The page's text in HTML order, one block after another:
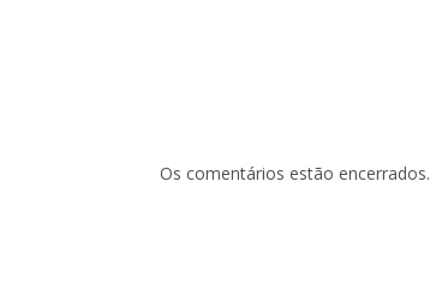
Os comentários estão encerrados.